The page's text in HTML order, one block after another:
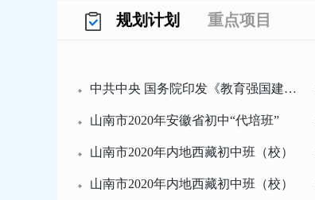
规划计划 重点项目
中共中央 国务院印发《教育强国建设规划...
山南市2020年安徽省初中“代培班”
山南市2020年内地西藏初中班（校）
山南市2020年内地西藏初中班（校）